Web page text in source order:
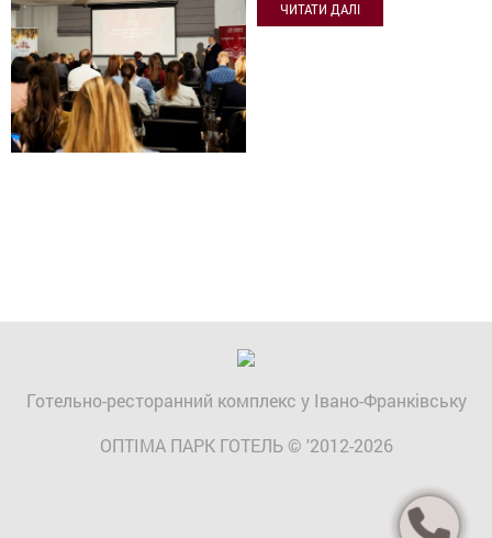
ЧИТАТИ ДАЛІ
Готельно-ресторанний комплекс у Івано-Франківську
ОПТІМА ПАРК ГОТЕЛЬ © '2012-2026